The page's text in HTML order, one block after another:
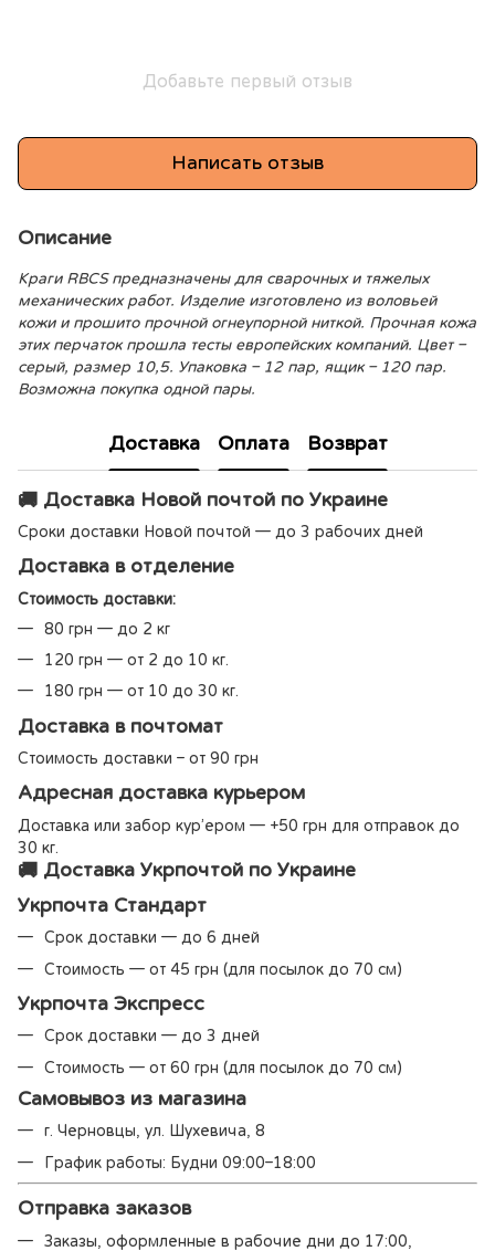
Добавьте первый отзыв
Написать отзыв
Описание
Краги RBCS предназначены для сварочных и тяжелых
механических работ. Изделие изготовлено из воловьей
кожи и прошито прочной огнеупорной ниткой. Прочная кожа
этих перчаток прошла тесты европейских компаний. Цвет –
серый, размер 10,5. Упаковка – 12 пар, ящик – 120 пар.
Возможна покупка одной пары.
Доставка Оплата Возврат
🚚 Доставка Новой почтой по Украине
Сроки доставки Новой почтой — до 3 рабочих дней
Доставка в отделение
Стоимость доставки:
80 грн — до 2 кг
120 грн — от 2 до 10 кг.
180 грн — от 10 до 30 кг.
Доставка в почтомат
Стоимость доставки – от 90 грн
Адресная доставка курьером
Доставка или забор кур’ером — +50 грн для отправок до
30 кг.
🚚 Доставка Укрпочтой по Украине
Укрпочта Стандарт
Срок доставки — до 6 дней
Стоимость — от 45 грн (для посылок до 70 см)
Укрпочта Экспресс
Срок доставки — до 3 дней
Стоимость — от 60 грн (для посылок до 70 см)
Самовывоз из магазина
г. Черновцы, ул. Шухевича, 8
График работы: Будни 09:00–18:00
Отправка заказов
Заказы, оформленные в рабочие дни до 17:00,